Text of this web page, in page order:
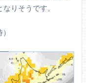
りそうです。